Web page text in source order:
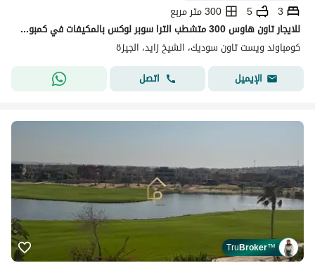
3
5
300 متر مربع
للايجار تاون هاوس 300 متشطب الترا سوبر لوكس بالمكيفات في كمبوند ويست تاون الشيخ زايد سوديك بالعفش او بدون بجوار الجريا
كومباوند ويست تاون سوديك، الشيخ زايد، الجيزة
الإيميل
اتصل
TruBroker™